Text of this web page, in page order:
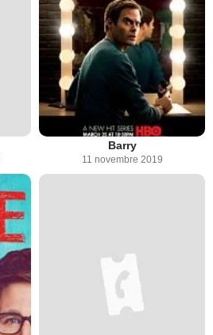
Barry
11 novembre 2019